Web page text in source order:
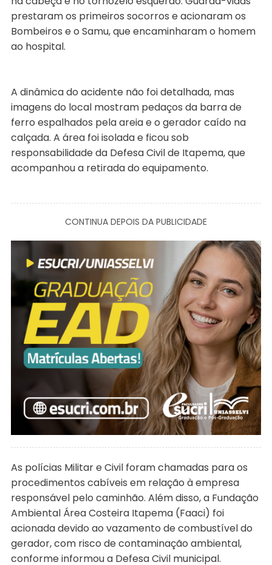
prestaram os primeiros socorros e acionaram os
Bombeiros e o Samu, que encaminharam o homem
ao hospital.
A dinâmica do acidente não foi detalhada, mas
imagens do local mostram pedaços da barra de
ferro espalhados pela areia e o gerador caído na
calçada. A área foi isolada e ficou sob
responsabilidade da Defesa Civil de Itapema, que
acompanhou a retirada do equipamento.
CONTINUA DEPOIS DA PUBLICIDADE
As polícias Militar e Civil foram chamadas para os
procedimentos cabíveis em relação à empresa
responsável pelo caminhão. Além disso, a Fundação
Ambiental Área Costeira Itapema (Faaci) foi
acionada devido ao vazamento de combustível do
gerador, com risco de contaminação ambiental,
conforme informou a Defesa Civil municipal.